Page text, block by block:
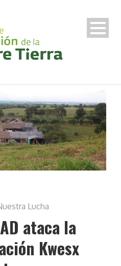
Lucha
ataca la
Kwesx